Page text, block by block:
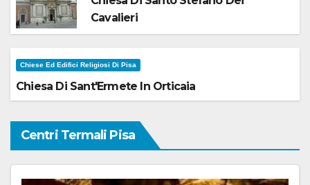
Cavalieri
Chiese Ed Edifici Religiosi Di Pisa
Chiesa Di Sant'Ermete In Orticaia
Centri Termali Pisa